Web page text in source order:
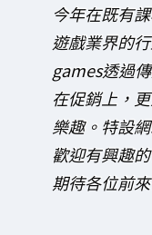
今年在既有
遊戲業界的
games透過
在促銷上，
樂趣。特設
歡迎有興趣
期待各位前